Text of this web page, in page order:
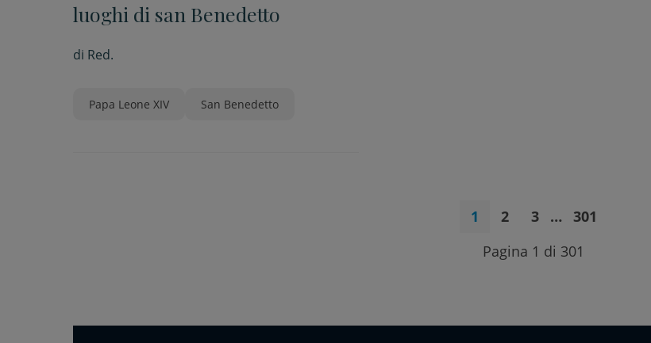
luoghi di san Benedetto
di Red.
Papa Leone XIV San Benedetto
1 2 3 …
301
Pagina 1 di 301